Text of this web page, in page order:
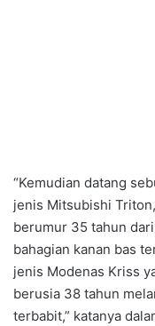
“Kemudian datang
jenis Mitsubishi
berumur 35 tahun
bahagian kanan bas
jenis Modenas Kriss
berusia 38 tahun
terbabit,” katanya